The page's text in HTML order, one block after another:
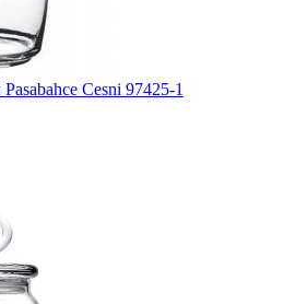
Cesni 97425-1